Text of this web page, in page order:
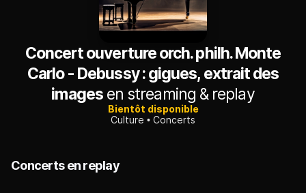
Concert ouverture orch. philh. Monte
Carlo - Debussy : gigues, extrait des
imagesen streaming & replay
Bientôt disponible
Culture
Concerts
Concerts en replay